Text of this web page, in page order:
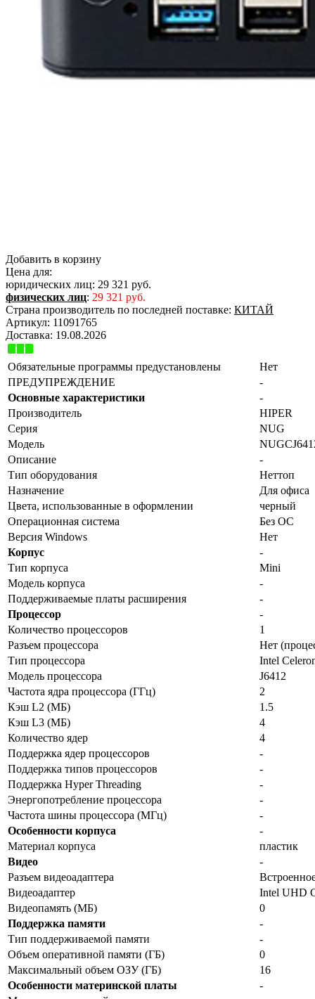
Добавить в корзину
Цена для:
юридических лиц: 29 321 руб.
физических лиц: 29 321 руб.
Страна производитель по последней поставке: КИТАЙ
Артикул: 11091765
Доставка: 19.08.2026
Обязательные программы предустановлены
Нет
ПРЕДУПРЕЖДЕНИЕ
-
Основные характеристики
-
Производитель
HIPER
Серия
NUG
Модель
Описание
-
Тип оборудования
Неттоп
Назначение
Для офиса
Цвета, использованные в оформлении
черный
Операционная система
Без ОС
Версия Windows
Нет
Корпус
-
Тип корпуса
Mini
Модель корпуса
-
Поддерживаемые платы расширения
-
Процессор
-
Количество процессоров
1
Разъем процессора
Нет
Тип процессора
Intel
Модель процессора
J6412
Частота ядра процессора (ГГц)
2
Кэш L2 (МБ)
1.5
Кэш L3 (МБ)
4
Количество ядер
4
Поддержка ядер процессоров
-
Поддержка типов процессоров
-
Поддержка Hyper Threading
-
Энергопотребление процессора
-
Частота шины процессора (МГц)
-
Особенности корпуса
-
Материал корпуса
пластик
Видео
-
Разъем видеоадаптера
Видеоадаптер
Intel UHD
Видеопамять (МБ)
0
Поддержка памяти
-
Тип поддерживаемой памяти
-
Объем оперативной памяти (ГБ)
0
Максимальный объем ОЗУ (ГБ)
16
Особенности материнской платы
-